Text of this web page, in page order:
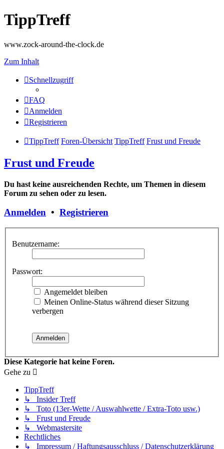
TippTreff
www.zock-around-the-clock.de
Zum Inhalt
Schnellzugriff
FAQ
Anmelden
Registrieren
TippTreff Foren-Übersicht TippTreff Frust und Freude
Frust und Freude
Du hast keine ausreichenden Rechte, um Themen in diesem
Forum zu sehen oder zu lesen.
Anmelden • Registrieren
Benutzername:
Passwort:
Angemeldet bleiben
Meinen Online-Status während dieser Sitzung
verbergen
Diese Kategorie hat keine Foren.
Gehe zu
TippTreff
↳ Insider Treff
↳ Toto (13er-Wette / Auswahlwette / Extra-Toto usw.)
↳ Frust und Freude
↳ Webmastersite
Rechtliches
↳ Impressum / Haftungsausschluss / Datenschutzerklärung